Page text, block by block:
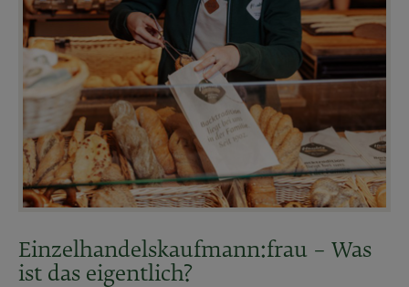
Einzelhandelskaufmann:frau – Was
ist das eigentlich?